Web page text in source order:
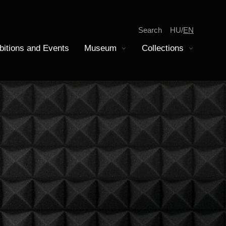
Discovery
and Events Museum
Display submenu Collections
Display submenu
Department of Modern History
Collection
Search HU EN